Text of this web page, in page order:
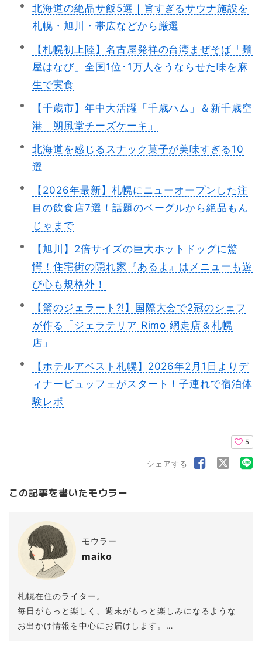
北海道の絶品サ飯5選｜旨すぎるサウナ施設を
札幌・旭川・帯広などから厳選
【札幌初上陸】名古屋発祥の台湾まぜそば「麺
屋はなび」全国1位･1万人をうならせた味を麻
生で実食
【千歳市】年中大活躍「千歳ハム」＆新千歳空
港「朔風堂チーズケーキ」
北海道を感じるスナック菓子が美味すぎる10
選
【2026年最新】札幌にニューオープンした注
目の飲食店7選！話題のベーグルから絶品もん
じゃまで
【旭川】2倍サイズの巨大ホットドッグに驚
愕！住宅街の隠れ家『あるよ』はメニューも遊
び心も規格外！
【蟹のジェラート⁈】国際大会で2冠のシェフ
が作る「ジェラテリア Rimo 網走店＆札幌
店」
【ホテルアベスト札幌】2026年2月1日よりデ
ィナービュッフェがスタート！子連れで宿泊体
験レポ
5
シェアする
この記事を書いたモウラー
モウラー
maiko
札幌在住のライター。
毎日がもっと楽しく、週末がもっと楽しみになるような
お出かけ情報を中心にお届けします。